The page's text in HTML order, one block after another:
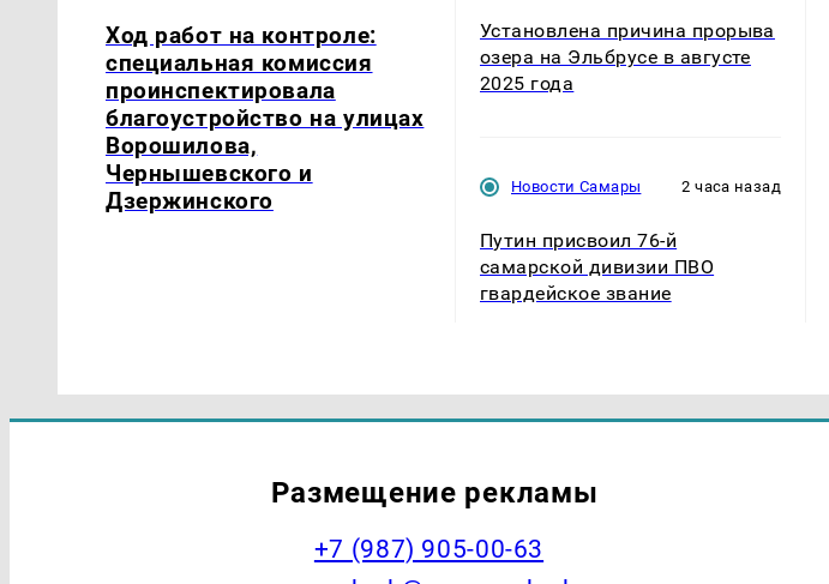
Ход работ на контроле:
специальная комиссия
проинспектировала
благоустройство на улицах
Ворошилова,
Чернышевского и
Дзержинского
Установлена причина прорыва
озера на Эльбрусе в августе
2025 года
Новости Самары 2 часа назад
Путин присвоил 76-й
самарской дивизии ПВО
гвардейское звание
Размещение рекламы
+7 (987) 905-00-63